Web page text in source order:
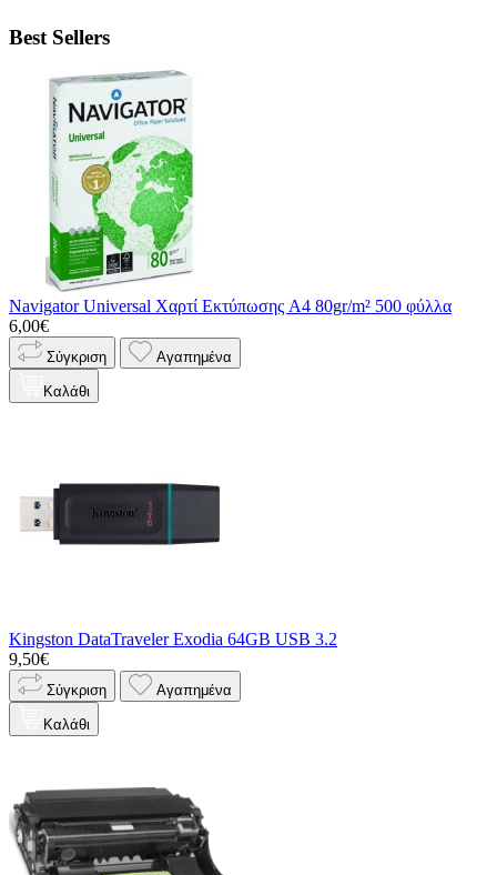
Best Sellers
Navigator Universal Χαρτί Εκτύπωσης A4 80gr/m² 500 φύλλα
6,00€
Σύγκριση Αγαπημένα
Καλάθι
Kingston DataTraveler Exodia 64GB USB 3.2
9,50€
Σύγκριση Αγαπημένα
Καλάθι